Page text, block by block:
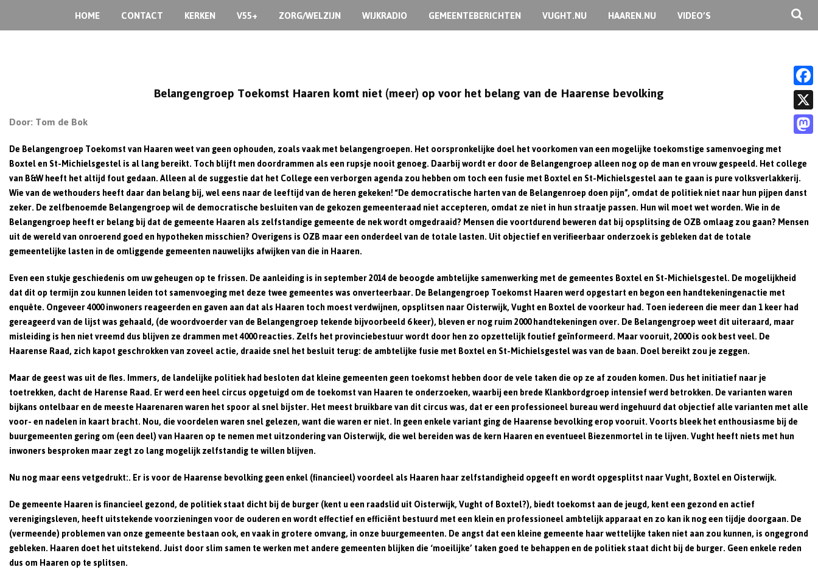
HOME CONTACT KERKEN V55+ ZORG/WELZIJN WIJKRADIO GEMEENTEBERICHTEN VUGHT.NU HAAREN.NU VIDEO’S
Belangengroep Toekomst Haaren komt niet (meer) op voor het belang van de Haarense bevolking
Door: Tom de Bok
De Belangengroep Toekomst van Haaren weet van geen ophouden, zoals vaak met belangengroepen. Het oorspronkelijke doel het voorkomen van een mogelijke toekomstige samenvoeging met
Boxtel en St-Michielsgestel is al lang bereikt. Toch blijft men doordrammen als een rupsje nooit genoeg. Daarbij wordt er door de Belangengroep alleen nog op de man en vrouw gespeeld. Het college
van B&W heeft het altijd fout gedaan. Alleen al de suggestie dat het College een verborgen agenda zou hebben om toch een fusie met Boxtel en St-Michielsgestel aan te gaan is pure volksverlakkerij.
Wie van de wethouders heeft daar dan belang bij, wel eens naar de leeftijd van de heren gekeken! “De democratische harten van de Belangenroep doen pijn”, omdat de politiek niet naar hun pijpen danst
zeker. DezelfbenoemdeBelangengroep wil de democratische besluiten van degekozengemeenteraad niet accepteren, omdat ze niet in hun straatje passen. Hun wil moet wet worden. Wie in de
Belangengroep heeft er belang bij dat de gemeente Haaren als zelfstandige gemeente de nek wordt omgedraaid? Mensen die voortdurend beweren dat bij opsplitsing de OZB omlaag zou gaan? Mensen
uit de wereld van onroerend goed en hypotheken misschien? Overigens is OZB maar een onderdeel van de totale lasten. Uit objectief en verifieerbaar onderzoek is gebleken dat de totale
gemeentelijke lasten in de omliggende gemeenten nauwelijks afwijken van die in Haaren.
Even een stukje geschiedenis om uw geheugen op te frissen. De aanleiding is in september 2014 de beoogde ambtelijke samenwerking met de gemeentes Boxtel en St-Michielsgestel. De mogelijkheid
dat dit op termijn zou kunnen leiden tot samenvoeging met deze twee gemeentes was onverteerbaar. De Belangengroep Toekomst Haaren werd opgestart en begon een handtekeningenactie met
enquête. Ongeveer 4000 inwoners reageerden en gaven aan dat als Haaren toch moest verdwijnen, opsplitsen naar Oisterwijk, Vught en Boxtel de voorkeur had. Toen iedereen die meer dan 1 keer had
gereageerd van de lijst was gehaald, (de woordvoerder van de Belangengroep tekende bijvoorbeeld 6 keer), bleven er nog ruim 2000 handtekeningen over. De Belangengroep weet dit uiteraard, maar
misleiding is hen niet vreemd dus blijven ze drammen met 4000 reacties. Zelfs het provinciebestuur wordt door hen zo opzettelijk foutief geïnformeerd. Maar vooruit, 2000 is ook best veel. De
Haarense Raad, zich kapot geschrokken van zoveel actie, draaide snel het besluit terug: de ambtelijke fusie met Boxtel en St-Michielsgestel was van de baan. Doel bereikt zou je zeggen.
Maar de geest was uit de fles. Immers, de landelijke politiek had besloten dat kleine gemeenten geen toekomst hebben door de vele taken die op ze af zouden komen. Dus het initiatief naar je
toetrekken, dacht de Harense Raad. Er werd een heel circus opgetuigd om de toekomst van Haaren te onderzoeken, waarbij een brede Klankbordgroep intensief werd betrokken. De varianten waren
bijkans ontelbaar en de meeste Haarenaren waren het spoor al snel bijster. Het meest bruikbare van dit circus was, dat er een professioneel bureau werd ingehuurd dat objectief alle varianten met alle
voor- en nadelen in kaart bracht. Nou, die voordelen waren snel gelezen, want die waren er niet. In geen enkele variant ging de Haarense bevolking erop vooruit. Voorts bleek het enthousiasme bij de
buurgemeenten gering om (een deel) van Haaren op te nemen met uitzondering van Oisterwijk, die wel bereiden was de kern Haaren en eventueel Biezenmortel in te lijven. Vught heeft niets met hun
inwoners besproken maar zegt zo lang mogelijk zelfstandig te willen blijven.
Nu nog maar eens vetgedrukt:.Er is voor de Haarense bevolking geen enkel (financieel) voordeel als Haaren haar zelfstandigheid opgeeft en wordt opgesplitst naar Vught, Boxtel en Oisterwijk.
De gemeente Haaren is financieel gezond, de politiek staat dicht bij de burger (kent u een raadslid uit Oisterwijk, Vught of Boxtel?), biedt toekomst aan de jeugd, kent een gezond en actief
verenigingsleven, heeft uitstekende voorzieningen voor de ouderen en wordt effectief en efficiënt bestuurd met een klein en professioneel ambtelijk apparaat en zo kan ik nog een tijdje doorgaan. De
(vermeende) problemen van onze gemeente bestaan ook, en vaak in grotere omvang, in onze buurgemeenten. De angst dat een kleine gemeente haar wettelijke taken niet aan zou kunnen, is ongegrond
gebleken. Haaren doet het uitstekend. Juist door slim samen te werken met andere gemeenten blijken die ‘moeilijke’ taken goed te behappen en de politiek staat dicht bij de burger. Geen enkele reden
dus om Haaren op te splitsen.
F
a
c
b
o
X
a
s
o
n